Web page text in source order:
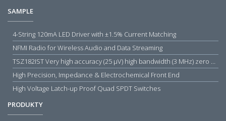
SAMPLE
4-String 120mA LED Driver with ±1.5% Current Matching
NFMI Radio for Wireless Audio and Data Streaming
TSZ182IST Very high accuracy (25 µV) high bandwidth (3 MHz) zero drift 5 V operational amplifiers
High Precision, Impedance & Electrochemical Front End
High Voltage Latch-up Proof Quad SPDT Switches
PRODUKTY